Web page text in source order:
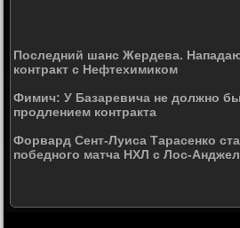
Последний шанс Жердева.
контракт с Нефтехимиком
Фимич: У Базаревича не должно
продлением контракта
Форвард Сент-Луиса Тарасенко
победного матча НХЛ с Лос-